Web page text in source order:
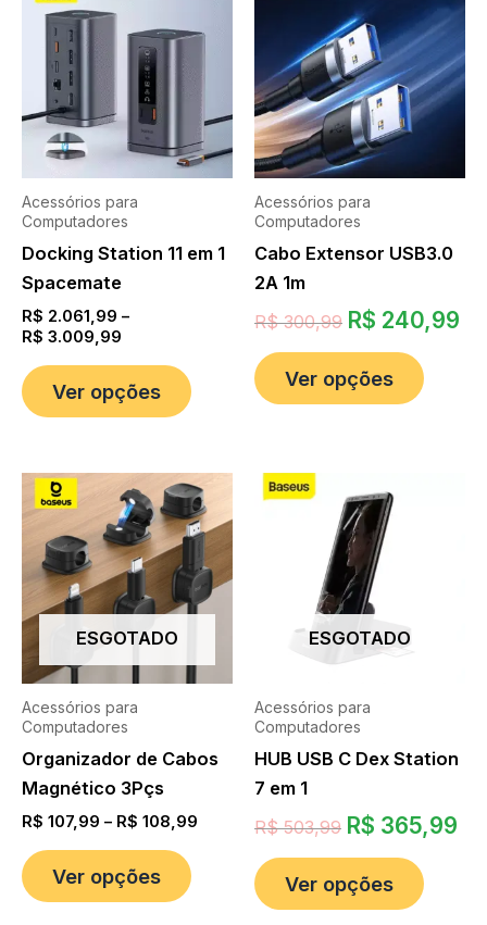
Acessórios para
Computadores
Docking Station 11 em 1
Spacemate
R$ 2.061,99 –
R$ 3.009,99
Ver opções
Acessórios para
Computadores
Cabo Extensor USB3.0
2A 1m
R$300,99 R$ 240,99
Ver opções
ESGOTADO
Acessórios para
Computadores
Organizador de Cabos
Magnético 3Pçs
R$ 107,99 – R$ 108,99
Ver opções
ESGOTADO
Acessórios para
Computadores
HUB USB C Dex Station
7 em 1
R$503,99 R$ 365,99
Ver opções